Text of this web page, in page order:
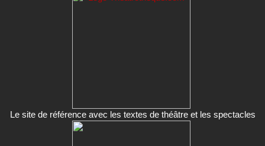
Le site de référence avec les textes de théâtre et les spectacles